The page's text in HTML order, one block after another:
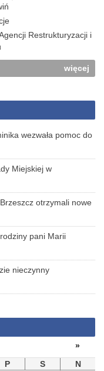
Restrukturyzacji i
więcej
wezwała pomoc do
Miejskiej w
otrzymali nowe
pani Marii
nieczynny
»
P S
N